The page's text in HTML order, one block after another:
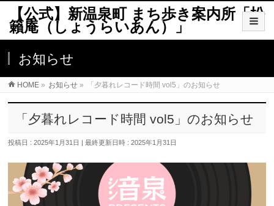
【公式】新温泉町 まち歩き案内所「松
籟庵（しょうらいあん）」
お知らせ
HOME » お知らせ » 「夕暮れレコード時間 vol5」のお知らせ
「夕暮れレコード時間 vol5」のお知らせ
投稿日 : 2025年1月31日 最終更新日時 : 2025年1月31日